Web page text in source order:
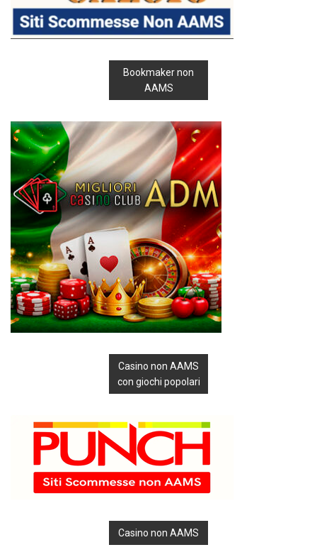
Bookmaker non
AAMS
Casino non AAMS
con giochi popolari
Casino non AAMS